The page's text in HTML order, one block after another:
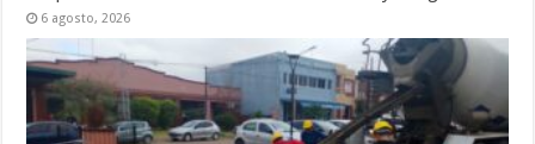
6 agosto, 2026